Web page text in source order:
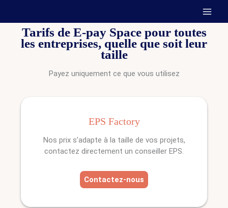
contenuTarifs de E-pay Space pour toutes
les entreprises, quelle que soit leur
taille
Payez uniquement ce que vous utilisez
EPS Factory
Nos prix s’adapte à la taille de vos projets,
contactez directement un conseiller EPS.
Contactez-nous